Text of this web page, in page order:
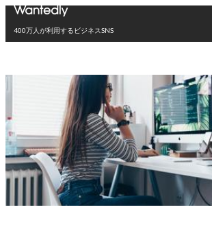
400万人が利用するビジネスSNS